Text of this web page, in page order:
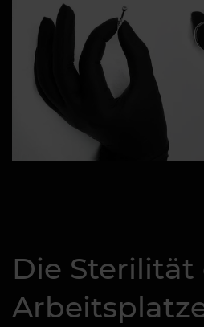
Die Sterilität